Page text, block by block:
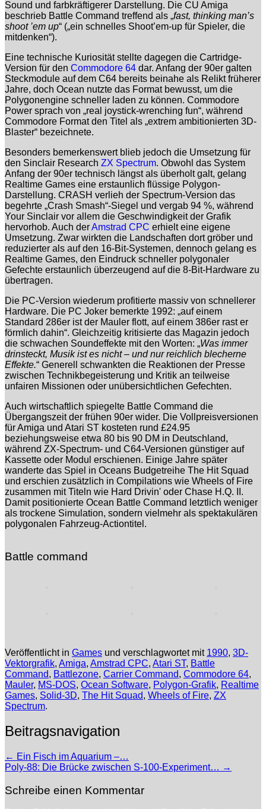
Sound und farbkräftigerer Darstellung. Die CU Amiga
beschrieb Battle Command treffend als „fast, thinking man’s
shoot ’em up“ („ein schnelles Shoot’em-up für Spieler, die
mitdenken“).
Eine technische Kuriosität stellte dagegen die Cartridge-
Version für den Commodore 64 dar. Anfang der 90er galten
Steckmodule auf dem C64 bereits beinahe als Relikt früherer
Jahre, doch Ocean nutzte das Format bewusst, um die
Polygonengine schneller laden zu können. Commodore
Power sprach von „real joystick-wrenching fun“, während
Commodore Formatden Titel als „extrem ambitionierten 3D-
Blaster“ bezeichnete.
Besonders bemerkenswert blieb jedoch die Umsetzung für
den Sinclair Research ZX Spectrum. Obwohl das System
Anfang der 90er technisch längst als überholt galt, gelang
Realtime Games eine erstaunlich flüssige Polygon-
Darstellung. CRASH verlieh der Spectrum-Version das
begehrte „Crash Smash“-Siegel und vergab 94 %, während
Your Sinclair vor allem die Geschwindigkeit der Grafik
hervorhob. Auch derAmstrad CPC erhielt eine eigene
Umsetzung. Zwar wirkten die Landschaften dort gröber und
reduzierter als auf den 16-Bit-Systemen, dennoch gelang es
Realtime Games, den Eindruck schneller polygonaler
Gefechte erstaunlich überzeugend auf die 8-Bit-Hardware zu
übertragen.
Die PC-Version wiederum profitierte massiv von schnellerer
Hardware. Die PC Joker bemerkte 1992: „auf einem
Standard 286er ist der Mauler flott, auf einem 386er rast er
förmlich dahin“. Gleichzeitig kritisierte das Magazin jedoch
die schwachen Soundeffekte mit den Worten: „Was immer
drinsteckt, Musik ist es nicht – und nur reichlich blecherne
Effekte.“ Generell schwankten die Reaktionen der Presse
zwischen Technikbegeisterung und Kritik an teilweise
unfairen Missionen oder unübersichtlichen Gefechten.
Auch wirtschaftlich spiegelte Battle Command die
Übergangszeit der frühen 90er wider. Die Vollpreisversionen
für Amiga und Atari ST kosteten rund £24.95
beziehungsweise etwa 80 bis 90 DM in Deutschland,
während ZX-Spectrum- und C64-Versionen günstiger auf
Kassette oder Modul erschienen. Einige Jahre später
wanderte das Spiel in Oceans Budgetreihe The Hit Squad
und erschien zusätzlich in Compilations wie Wheels of Fire
zusammen mit Titeln wie Hard Drivin' oder Chase H.Q. II .
Damit positionierte Ocean Battle Command letztlich weniger
als trockene Simulation, sondern vielmehr als spektakulären
polygonalen Fahrzeug-Actiontitel.
Battle command
Veröffentlicht in Games und verschlagwortet mit 1990, 3D-
Vektorgrafik, Amiga, Amstrad CPC, Atari ST, Battle
Command, Battlezone, Carrier Command, Commodore 64,
Mauler, MS-DOS, Ocean Software, Polygon-Grafik, Realtime
Games, Solid-3D, The Hit Squad, Wheels of Fire, ZX
Spectrum.
Beitragsnavigation
← Ein Fisch im Aquarium –…
Poly-88: Die Brücke zwischen S-100-Experiment… →
Schreibe einen Kommentar